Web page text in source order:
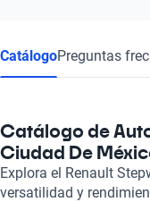
CatálogoPreguntas
Catálogo de
Ciudad De
Explora el Renault
versatilidad y